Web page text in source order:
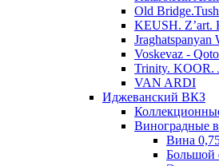
Old
KEUSH. Z’art.
Jraghatspanyan
Voskevaz -
Trinity. KOOR.
VAN ARDI
Иджеванский ВКЗ
Виноградные
Вина
Большой